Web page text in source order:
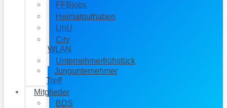
FFBjobs
Heimatguthaben
UhU
City
WLAN
Unternehmerfrühstück
Jungunternehmer
Treff
Mitglieder
BDS